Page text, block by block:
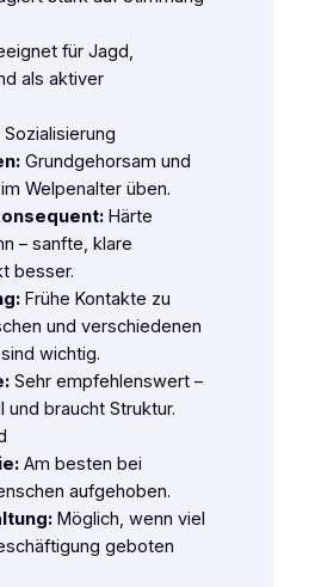
für Jagd,
als aktiver
Sozialisierung
Grundgehorsam und
Welpenalter üben.
Härte
– sanfte, klare
besser.
Frühe Kontakte zu
und verschiedenen
wichtig.
Sehr empfehlenswert –
und braucht Struktur.
Am besten bei
aufgehoben.
Möglich, wenn viel
geboten